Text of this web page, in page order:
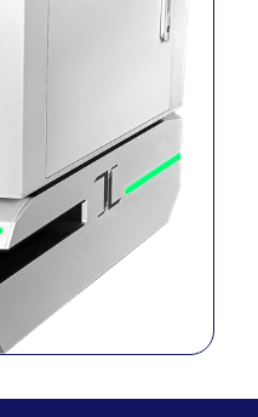
200 kg
N/A
frame
(dims not
kg (est.)
2 m/s